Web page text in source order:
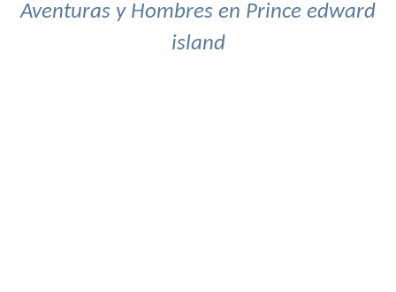
Aventuras y Hombres en Prince edward
island